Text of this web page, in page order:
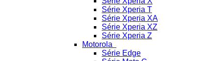
Série Xperia T
Série Xperia XA
Série Xperia XZ
Série Xperia Z
Motorola
Série Edge